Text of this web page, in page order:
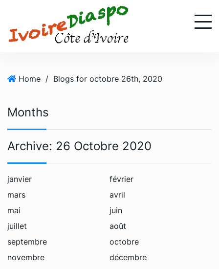
Home / Blogs for octobre 26th, 2020
Months
Archive: 26 Octobre 2020
janvier
février
mars
avril
mai
juin
juillet
août
septembre
octobre
novembre
décembre